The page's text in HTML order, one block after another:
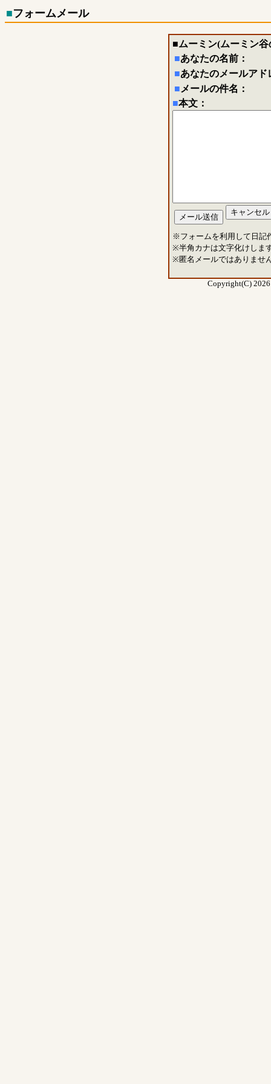
■フォームメール
■ムーミン(ムーミン谷
■あなたの名前：
■あなたのメールアド
■ メールの件名：
■本文：
※フォームを利用して日記
※半角カナは文字化けしま
※匿名メールではありませ
Copyright(C)